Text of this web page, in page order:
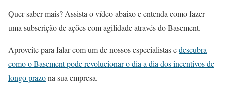
Quer saber mais? Assista o vídeo abaixo e entenda como fazer
uma subscrição de ações com agilidade através do Basement.
Aproveite para falar com um de nossos especialistas edescubra
como o Basement pode revolucionar o dia a dia dos incentivos de
longo prazona sua empresa.